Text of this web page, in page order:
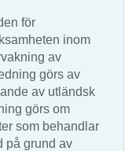
för
inom
av
görs av
av utländsk
görs om
som behandlar
på grund av